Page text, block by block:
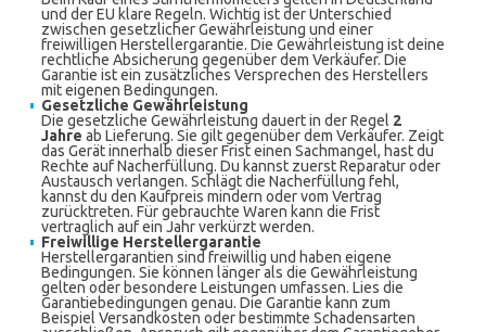
und der EU klare Regeln. Wichtig ist der Unterschied
zwischen gesetzlicher Gewährleistung und einer
freiwilligen Herstellergarantie. Die Gewährleistung ist deine
rechtliche Absicherung gegenüber dem Verkäufer. Die
Garantie ist ein zusätzliches Versprechen des Herstellers
mit eigenen Bedingungen.
Gesetzliche Gewährleistung
Die gesetzliche Gewährleistung dauert in der Regel 2
Jahre ab Lieferung. Sie gilt gegenüber dem Verkäufer. Zeigt
das Gerät innerhalb dieser Frist einen Sachmangel, hast du
Rechte auf Nacherfüllung. Du kannst zuerst Reparatur oder
Austausch verlangen. Schlägt die Nacherfüllung fehl,
kannst du den Kaufpreis mindern oder vom Vertrag
zurücktreten. Für gebrauchte Waren kann die Frist
vertraglich auf ein Jahr verkürzt werden.
Freiwillige Herstellergarantie
Herstellergarantien sind freiwillig und haben eigene
Bedingungen. Sie können länger als die Gewährleistung
gelten oder besondere Leistungen umfassen. Lies die
Garantiebedingungen genau. Die Garantie kann zum
Beispiel Versandkosten oder bestimmte Schadensarten